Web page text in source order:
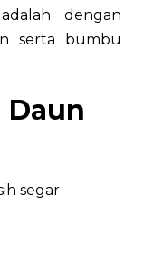
dengan
serta bumbu
Daun
segar